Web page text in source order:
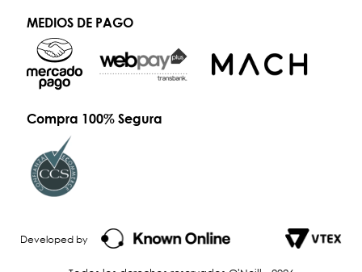
MEDIOS DE PAGO
Compra 100% Segura
Developed by